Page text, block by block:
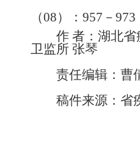
（08）：957－973
作 者：湖北
卫监所 张琴
责任编辑：曹
稿件来源：省